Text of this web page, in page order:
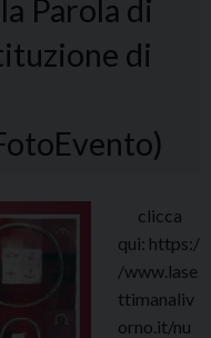
Parola di
di
clicca
qui: https:/
/www.lase
ttimanaliv
orno.it/nu